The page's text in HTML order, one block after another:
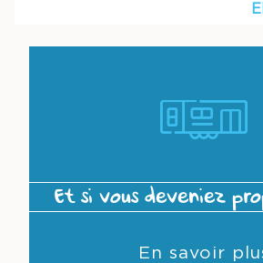
Et si vous deveniez
En savoir